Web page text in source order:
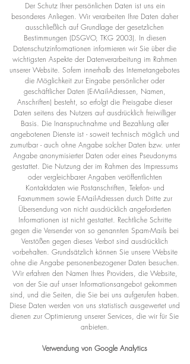
Der Schutz Ihrer persönlichen Daten ist uns ein
besonderes Anliegen. Wir verarbeiten Ihre Daten daher
ausschließlich auf Grundlage der gesetzlichen
Bestimmungen (DSGVO, TKG 2003). In diesen
Datenschutzinformationen informieren wir Sie über die
wichtigsten Aspekte der Datenverarbeitung im Rahmen
unserer Website. Sofern innerhalb des Internetangebotes
die Möglichkeit zur Eingabe persönlicher oder
geschäftlicher Daten (E-Mail-Adressen, Namen,
Anschriften) besteht, so erfolgt die Preisgabe dieser
Daten seitens des Nutzers auf ausdrücklich freiwilliger
Basis. Die Inanspruchnahme und Bezahlung aller
angebotenen Dienste ist - soweit technisch möglich und
zumutbar - auch ohne Angabe solcher Daten bzw. unter
Angabe anonymisierter Daten oder eines Pseudonyms
gestattet. Die Nutzung der im Rahmen des Impressums
oder vergleichbarer Angaben veröffentlichten
Kontaktdaten wie Postanschriften, Telefon- und
Faxnummern sowie E-Mail-Adressen durch Dritte zur
Übersendung von nicht ausdrücklich angeforderten
Informationen ist nicht gestattet. Rechtliche Schritte
gegen die Versender von so genannten Spam-Mails bei
Verstößen gegen dieses Verbot sind ausdrücklich
vorbehalten. Grundsätzlich können Sie unsere Website
ohne die Angabe personenbezogener Daten besuchen.
Wir erfahren den Namen Ihres Providers, die Website,
von der Sie auf unser Informationsangebot gekommen
sind, und die Seiten, die Sie bei uns aufgerufen haben.
Diese Daten werden von uns statistisch ausgewertet und
dienen zur Optimierung unserer Services, die wir für Sie
anbieten.
Verwendung von Google Analytics